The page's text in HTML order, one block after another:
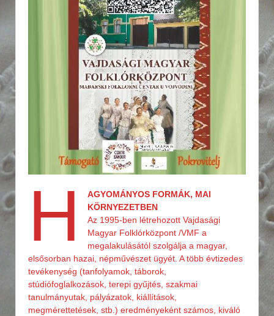
H
AGYOMÁNYOS FORMÁK, MAI
KÖRNYEZETBEN
Az 1995-ben létrehozott Vajdasági
Magyar Folklórközpont /VMF a
megalakulásától szolgálja a magyar,
elsősorban hazai, népművészet ügyét. A több évtizedes
tevékenység (tanfolyamok, táborok,
stúdiófoglalkozások, terepi gyűjtés, szakmai
tanulmányutak, pályázatok, kiállítások,
megmérettetések, stb.) eredményeként számos, kiváló